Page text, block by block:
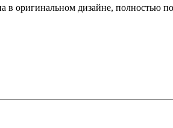
в оригинальном дизайне, полностью